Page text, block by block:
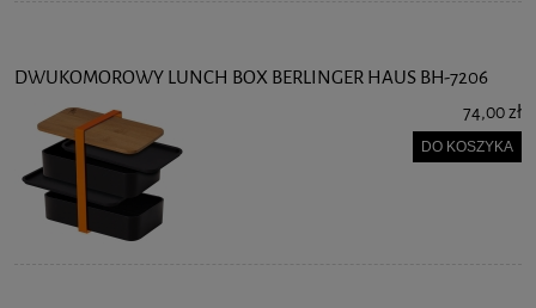
DWUKOMOROWY LUNCH BOX BERLINGER HAUS BH-7206
74,00 zł
DO KOSZYKA